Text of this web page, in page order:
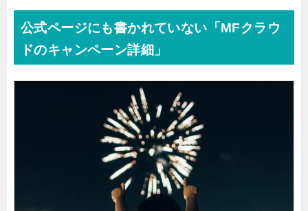
公式ページにも書かれていない「MFクラウ
ドのキャンペーン詳細」